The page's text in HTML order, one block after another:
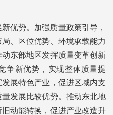
优势。加强质量政策引导，
、区位优势、环境承载能力
东部地区发挥质量变革创新
争新优势，实现整体质量提
展特色产业，促进区域内支
发展比较优势。推动东北地
动能转换，促进产业改造升